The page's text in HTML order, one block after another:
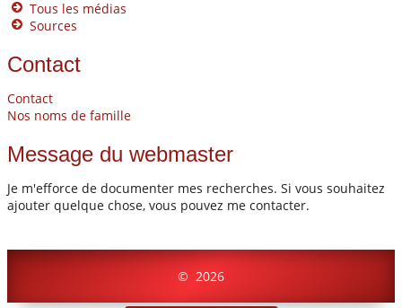
Tous les médias
Sources
Contact
Contact
Nos noms de famille
Message du webmaster
Je m'efforce de documenter mes recherches. Si vous souhaitez
ajouter quelque chose, vous pouvez me contacter.
© 2026